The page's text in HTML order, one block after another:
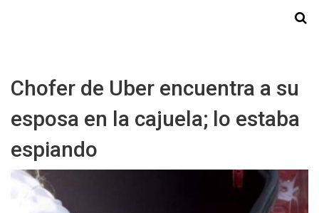
Chofer de Uber encuentra a su
esposa en la cajuela; lo estaba
espiando